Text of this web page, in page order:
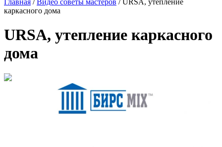
Главная /Видео советы мастеров /URSA, утепление
каркасного дома
URSA, утепление каркасного
дома